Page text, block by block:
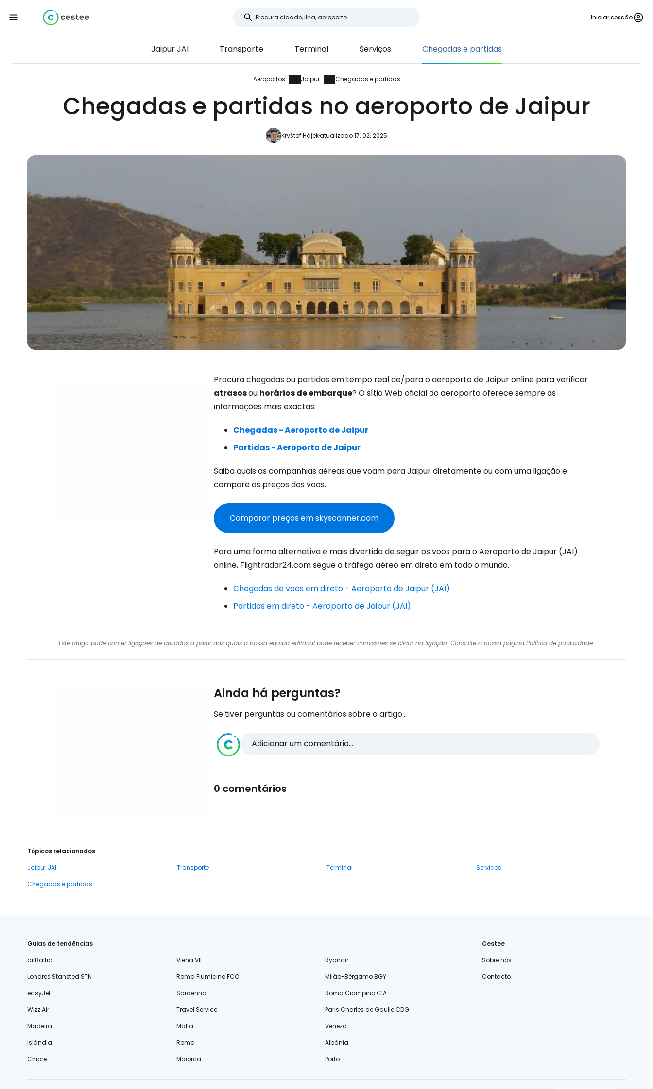
Iniciar sessão
Jaipur JAI Transporte Terminal Serviços Chegadas e partidas
Aeroportos Jaipur Chegadas e partidas
Chegadas e partidas no aeroporto de Jaipur
Kryštof Hájekatualizado 17. 02. 2025
Procura chegadas ou partidas em tempo real de/para o aeroporto de Jaipur online para verificar
atrasosou horários de embarque? O sítio Web oficial do aeroporto oferece sempre as
informações mais exactas:
Chegadas - Aeroporto de Jaipur
Partidas - Aeroporto de Jaipur
Saiba quais as companhias aéreas que voam para Jaipur diretamente ou com uma ligação e
compare os preços dos voos.
Comparar preços em skyscanner.com
Para uma forma alternativa e mais divertida de seguir os voos para o Aeroporto de Jaipur (JAI)
online, Flightradar24.com segue o tráfego aéreo em direto em todo o mundo.
Chegadas de voos em direto - Aeroporto de Jaipur (JAI)
Partidas em direto - Aeroporto de Jaipur (JAI)
Este artigo pode conter ligações de afiliados a partir das quais a nossa equipa editorial pode receber comissões se clicar na ligação. Consulte a nossa página Política de publicidade.
Ainda há perguntas?
Se tiver perguntas ou comentários sobre o artigo...
Adicionar um comentário...
0 comentários
Tópicos relacionados
Jaipur JAI
Transporte Terminal
Serviços
Chegadas e partidas
Guias de tendências
airBaltic
Viena VIE
Ryanair
Londres Stansted STN
Roma Fiumicino FCO
Milão-Bérgamo BGY
easyJet
Sardenha
Roma Ciampino CIA
Wizz Air
Travel Service
Paris Charles de Gaulle CDG
Madeira
Malta
Veneza
Islândia
Roma
Albânia
Chipre
Maiorca Porto
Cestee
Sobre nós
Contacto
Iniciar sessão no Cestee
... a comunidade mundial de viajantes
Continuar com o correio eletrónico